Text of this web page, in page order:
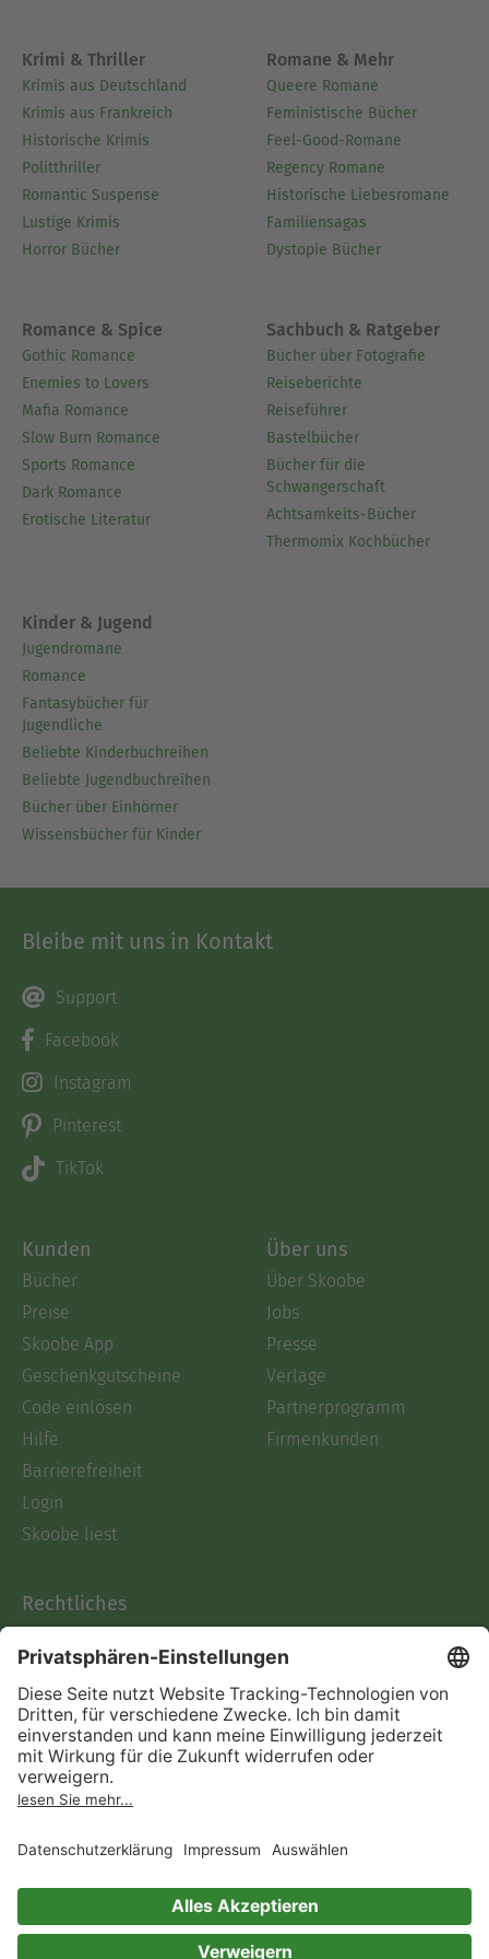
Krimi & Thriller
Krimis aus Deutschland
Krimis aus Frankreich
Historische Krimis
Politthriller
Romantic Suspense
Lustige Krimis
Horror Bücher
Romane & Mehr
Queere Romane
Feministische Bücher
Feel-Good-Romane
Regency Romane
Historische Liebesromane
Familiensagas
Dystopie Bücher
Romance & Spice
Gothic Romance
Enemies to Lovers
Mafia Romance
Slow Burn Romance
Sports Romance
Dark Romance
Erotische Literatur
Sachbuch & Ratgeber
Bücher über Fotografie
Reiseberichte
Reiseführer
Bastelbücher
Bücher für die
Schwangerschaft
Achtsamkeits-Bücher
Thermomix Kochbücher
Kinder & Jugend
Jugendromane
Romance
Fantasybücher für
Jugendliche
Beliebte Kinderbuchreihen
Beliebte Jugendbuchreihen
Bücher über Einhörner
Wissensbücher für Kinder
Bleibe mit uns in Kontakt
Support
Facebook
Instagram
Pinterest
TikTok
Kunden
Bücher
Preise
Skoobe App
Geschenkgutscheine
Code einlösen
Hilfe
Barrierefreiheit
Login
Skoobe liest
Über uns
Über Skoobe
Jobs
Presse
Verlage
Partnerprogramm
Firmenkunden
Rechtliches
AGB
Informationen nach Data
Act
Verträge hier kündigen
Impressum
Immer ein gutes Buch